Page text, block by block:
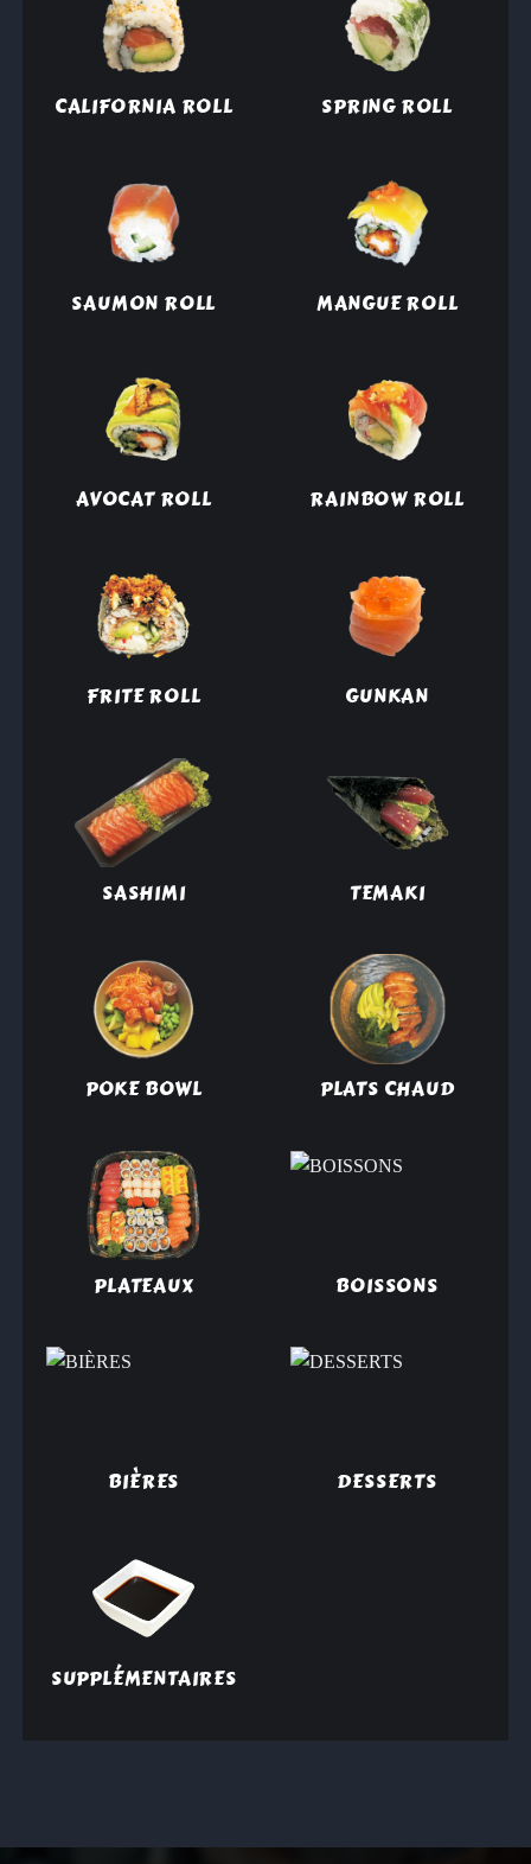
CALIFORNIA ROLL SPRING ROLL
SAUMON ROLL MANGUE ROLL
AVOCAT ROLL RAINBOW ROLL
FRITE ROLL GUNKAN
SASHIMI TEMAKI
POKE BOWL PLATS CHAUD
PLATEAUX BOISSONS
BIÈRES DESSERTS
SUPPLÉMENTAIRES